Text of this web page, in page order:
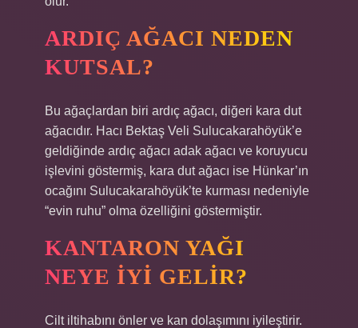
ARDIÇ AĞACI NEDEN
KUTSAL?
Bu ağaçlardan biri ardıç ağacı, diğeri kara dut
ağacıdır. Hacı Bektaş Veli Sulucakarahöyük’e
geldiğinde ardıç ağacı adak ağacı ve koruyucu
işlevini göstermiş, kara dut ağacı ise Hünkar’ın
ocağını Sulucakarahöyük’te kurması nedeniyle
“evin ruhu” olma özelliğini göstermiştir.
KANTARON YAĞI
NEYE IYI GELIR?
Cilt iltihabını önler ve kan dolaşımını iyileştirir.